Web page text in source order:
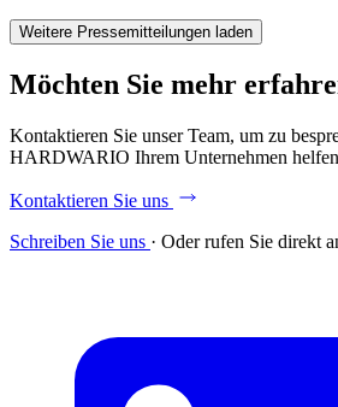
Weitere Pressemitteilungen laden
Möchten Sie mehr
Kontaktieren Sie unser Team, um zu
HARDWARIO Ihrem Unternehmen
Kontaktieren Sie uns
Schreiben Sie uns · Oder rufen Sie direkt